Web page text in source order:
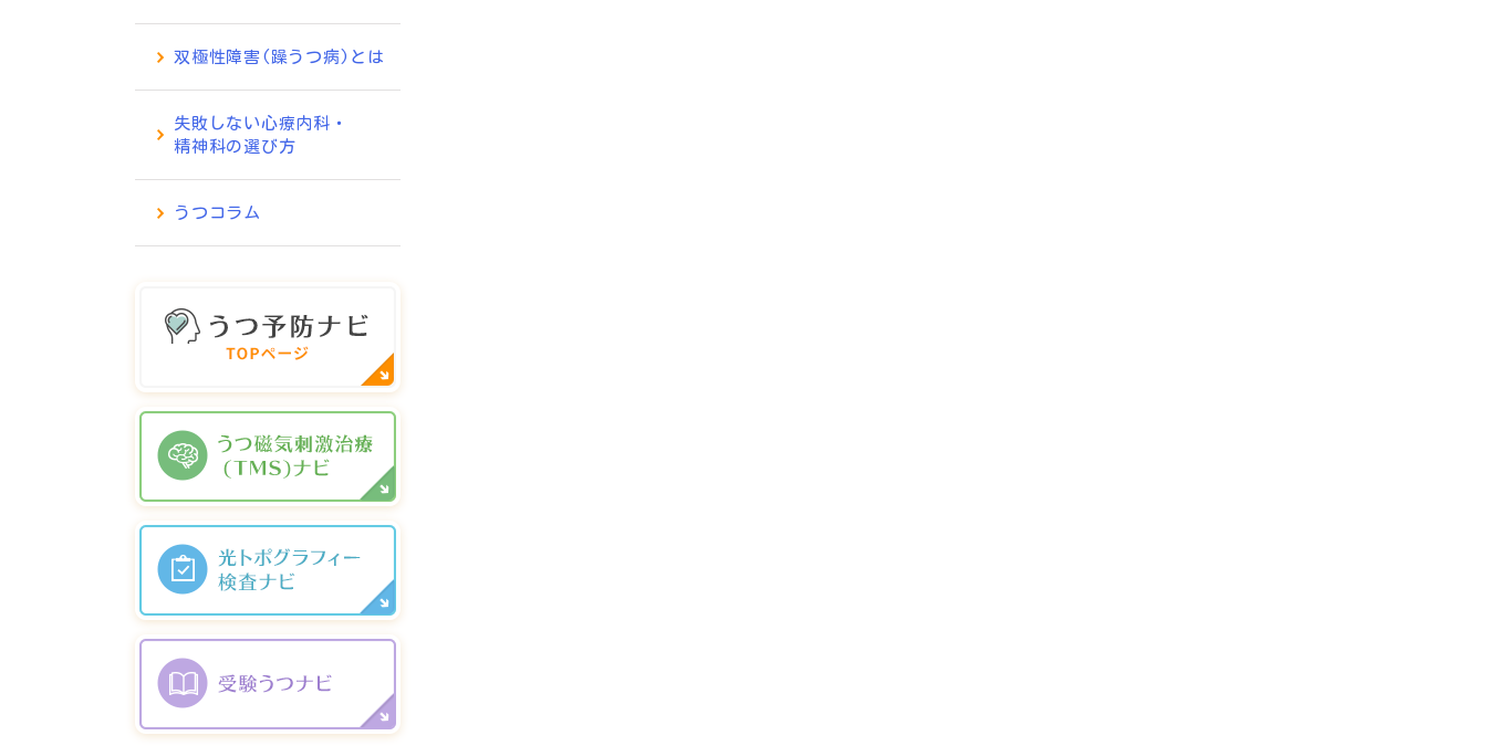
双極性障害(躁うつ病)とは
失敗しない心療内科・
精神科の選び方
うつコラム